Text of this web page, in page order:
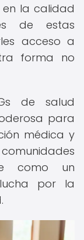
la calidad
de estas
acceso a
forma no
de salud
para
médica y
como un
por la